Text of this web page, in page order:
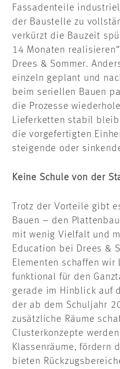
Fassadenteile
der Baustelle zu
verkürzt die Bauzeit
14 Monaten
Drees & Sommer.
einzeln geplant und
beim seriellen Bauen
die Prozesse
Lieferketten stabil
die vorgefertigten
steigende oder
Keine Schule von der
Trotz der Vorteile gibt
Bauen – den
mit wenig Vielfalt und
Education bei Drees &
Elementen schaffen
funktional für den
gerade im Hinblick auf
der ab dem Schuljahr
zusätzliche Räume
Clusterkonzepte
Klassenräume, fördern
bieten